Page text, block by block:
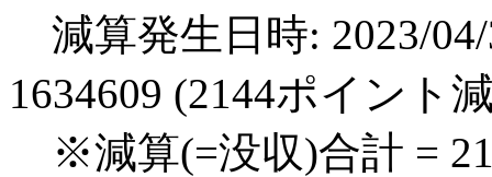
減算発生日時: 2023/
1634609 (2144ポイント
※減算(=没収)合計 =